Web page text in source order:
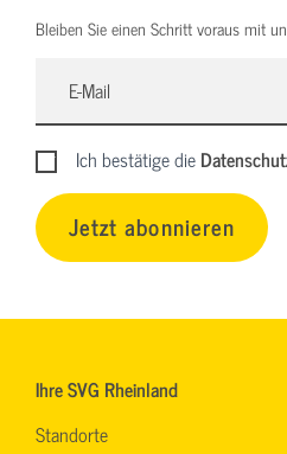
Bleiben Sie einen Schritt voraus mit
Ich bestätige die
Jetzt abonnieren
Ihre SVG Rheinland
Standorte